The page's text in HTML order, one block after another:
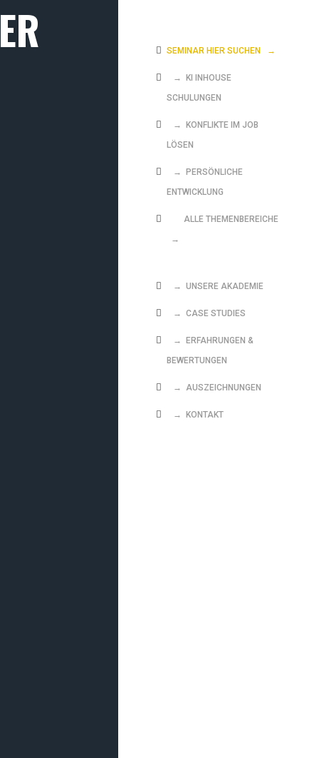
SEMINAR HIER SUCHEN →
→ KI INHOUSE
SCHULUNGEN
→ KONFLIKTE IM JOB
LÖSEN
→ PERSÖNLICHE
ENTWICKLUNG
ALLE THEMENBEREICHE
→
→ UNSERE AKADEMIE
→ CASE STUDIES
→ ERFAHRUNGEN &
BEWERTUNGEN
→ AUSZEICHNUNGEN
→ KONTAKT